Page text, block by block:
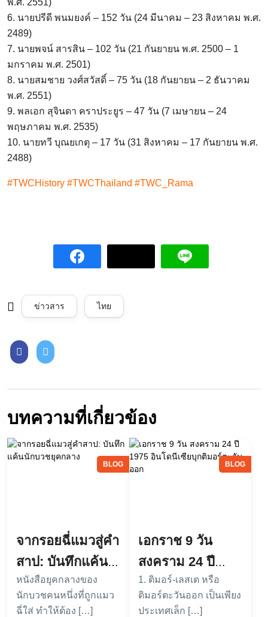
พ.ศ. 2551)
6. นายปรีดี พนมยงค์ – 152 วัน (24 มีนาคม – 23 สิงหาคม พ.ศ.
2489)
7. นายพจน์ สารสิน – 102 วัน (21 กันยายน พ.ศ. 2500 – 1
มกราคม พ.ศ. 2501)
8. นายสมชาย วงศ์สวัสดิ์ – 75 วัน (18 กันยายน – 2 ธันวาคม
พ.ศ. 2551)
9. พลเอก สุจินดา คราประยูร – 47 วัน (7 เมษายน – 24
พฤษภาคม พ.ศ. 2535)
10. นายทวี บุณยเกตุ – 17 วัน (31 สิงหาคม – 17 กันยายน พ.ศ.
2488)
#TWCHistory #TWCThailand #TWC_Rama
ข่าวสาร ไทย
บทความที่เกี่ยวข้อง
BLOG
จากรอยฉี่แมวสู่คำ
สาป: บันทึกแค้น
นักบวชยุคกลาง
หนังสือยุคกลางของ
นักบวชคนหนึ่งที่ถูกแมว
ฉี่ใส่ ทำให้ต้อง […]
BLOG
เอกราช 9 วัน
สงคราม 24 ปี
1975 อินโดนีเซีย
บุกติมอร์ตะวันออก
1. ติมอร์-เลสเต หรือ
ติมอร์ตะวันออก เป็นเพียง
ประเทศเล็ก […]